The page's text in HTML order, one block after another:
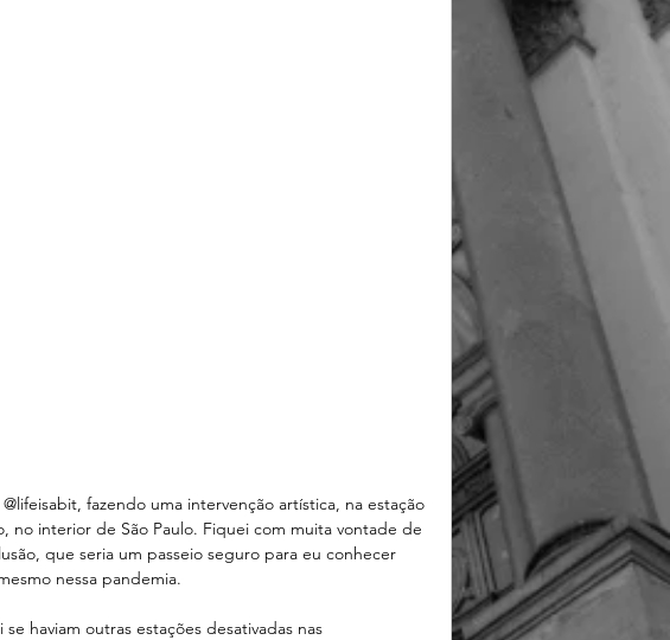
fazendo uma intervenção artística, na estação
no interior de São Paulo. Fiquei com muita vontade de
que seria um passeio seguro para eu conhecer
nessa pandemia.
haviam outras estações desativadas nas